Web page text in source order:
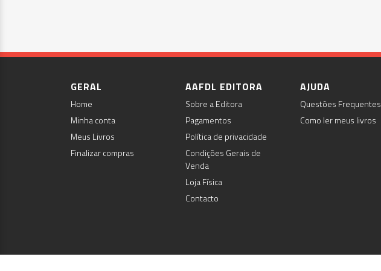
GERAL
Home
Minha conta
Meus Livros
Finalizar compras
AAFDL EDITORA
Sobre a Editora
Pagamentos
Política de privacidade
Condições Gerais de
Venda
Loja Física
Contacto
AJUDA
Questões Frequentes
Como ler meus livros